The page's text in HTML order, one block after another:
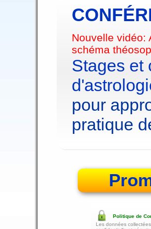
Nouvelle vidéo:
schéma
Stages et
pour
pratique
Politique de
Les données